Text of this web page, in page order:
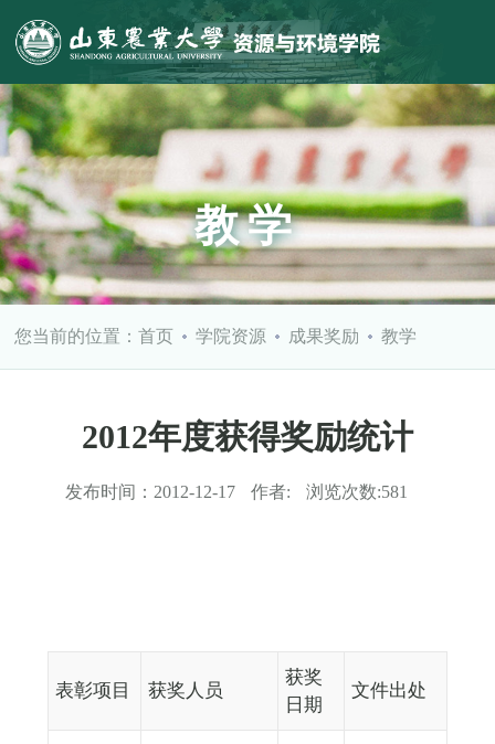
教学
您当前的位置：首页 学院资源 成果奖励 教学
2012年度获得奖励统计
发布时间： 2012-12-17 作者: 浏览次数:581
表彰项目 获奖人员
获奖
日期
文件出处